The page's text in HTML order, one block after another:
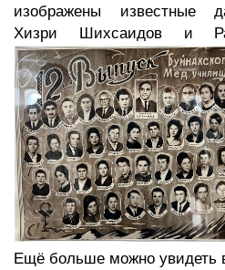
изображены известные
Хизри Шихсаидов и
Ещё больше можно увидеть